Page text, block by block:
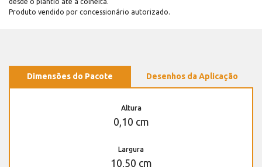
desde o plantio até a colheita.
Produto vendido por concessionário autorizado.
Dimensões do Pacote Desenhos da Aplicação
Altura
0,10 cm
Largura
10,50 cm